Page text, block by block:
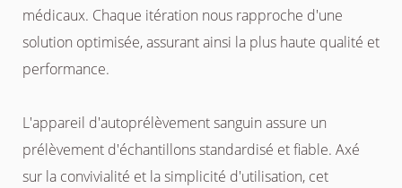
médicaux. Chaque itération nous rapproche d'une
solution optimisée, assurant ainsi la plus haute qualité et
performance.
L'appareil d'autoprélèvement sanguin assure un
prélèvement d'échantillons standardisé et fiable. Axé
sur la convivialité et la simplicité d'utilisation, cet